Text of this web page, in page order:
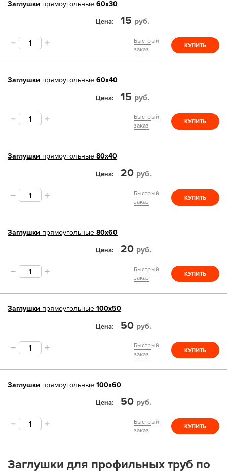
Заглушки прямоугольные 60х30
Цена 15 руб.
Быстрый
заказ
КУПИТЬ
Заглушки прямоугольные 60х40
Цена 15 руб.
Быстрый
заказ
КУПИТЬ
Заглушки прямоугольные 80х40
Цена 20 руб.
Быстрый
заказ
КУПИТЬ
Заглушки прямоугольные 80х60
Цена 20 руб.
Быстрый
заказ
КУПИТЬ
Заглушки прямоугольные 100х50
Цена 50 руб.
Быстрый
заказ
КУПИТЬ
Заглушки прямоугольные 100х60
Цена 50 руб.
Быстрый
заказ
КУПИТЬ
Заглушки для профильных труб по